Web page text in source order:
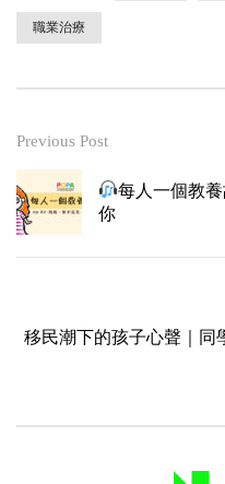
職業治療
Previous Post
每人一個教
你
移民潮下的孩子心聲｜同